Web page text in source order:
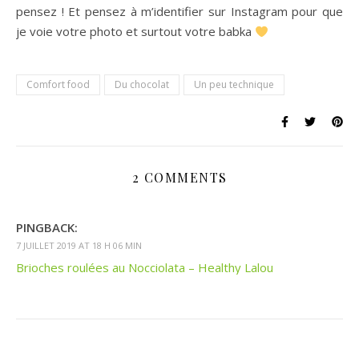
pensez ! Et pensez à m’identifier sur Instagram pour que
je voie votre photo et surtout votre babka
Comfort food Du chocolat Un peu technique
2 COMMENTS
PINGBACK:
7 JUILLET 2019 AT 18 H 06 MIN
Brioches roulées au Nocciolata – Healthy Lalou